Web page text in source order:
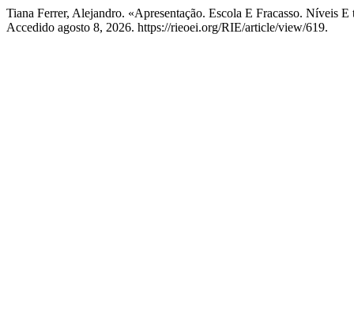
Tiana Ferrer, Alejandro. «Apresentação. Escola E Fracasso. Níveis
Accedido agosto 8, 2026. https://rieoei.org/RIE/article/view/619.